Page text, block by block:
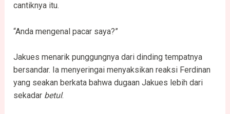
cantiknya itu.
“Anda mengenal pacar saya?”
Jakues menarik punggungnya dari dinding tempatnya
bersandar. Ia menyeringai menyaksikan reaksi Ferdinan
yang seakan berkata bahwa dugaan Jakues lebih dari
sekadar betul.